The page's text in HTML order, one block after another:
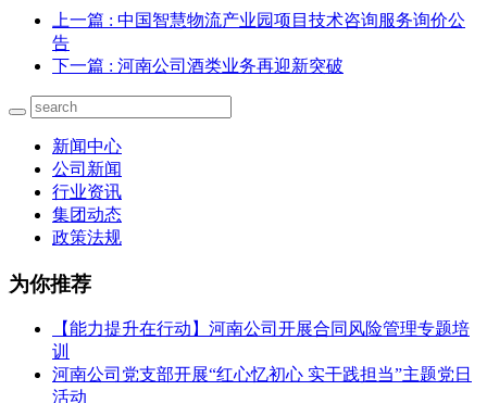
上一篇 : 中国智慧物流产业园项目技术咨询服务询价公
告
下一篇 : 河南公司酒类业务再迎新突破
新闻中心
公司新闻
行业资讯
集团动态
政策法规
为你推荐
【能力提升在行动】河南公司开展合同风险管理专题培
训
河南公司党支部开展“红心忆初心 实干践担当”主题党日
活动